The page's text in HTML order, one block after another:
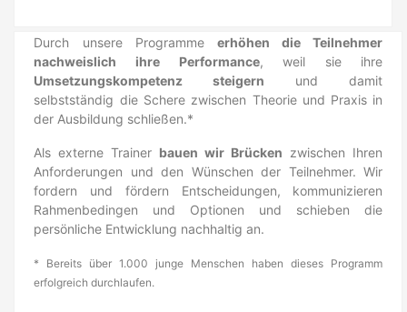
Durch unsere Programmeerhöhen die Teilnehmer
nachweislich ihre Performance, weil sie ihre
Umsetzungskompetenz steigern und damit
selbstständig die Schere zwischen Theorie und Praxis in
der Ausbildung schließen.*
Als externe Trainer bauen wir Brücken zwischen Ihren
Anforderungen und den Wünschen der Teilnehmer. Wir
fordern und fördern Entscheidungen, kommunizieren
Rahmenbedingen und Optionen und schieben die
persönliche Entwicklung nachhaltig an.
* Bereits über 1.000 junge Menschen haben dieses Programm
erfolgreich durchlaufen.